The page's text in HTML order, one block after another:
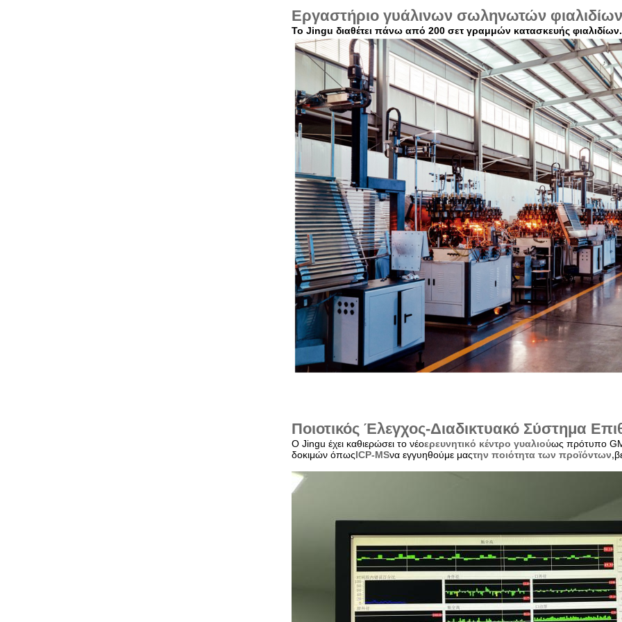
Εργαστήριο γυάλινων σωληνωτών φιαλιδίων
Το Jingu διαθέτει πάνω από 200 σετ γραμμών κατασκευής φιαλιδίων.
Ποιοτικός Έλεγχος-Διαδικτυακό Σύστημα
Ο Jingu έχει καθιερώσει το νέοερευνητικό κέντρο γυαλιούως πρότυπο
δοκιμών όπωςICP-MSνα εγγυηθούμε μαςτην ποιότητα των προϊόντων,